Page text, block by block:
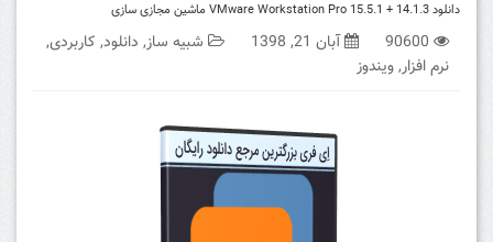
دانلود VMware Workstation Pro 15.5.1 + 14.1.3 ماشین مجازی سازی
90600 آبان 21, 1398 شبیه ساز, دانلود, کاربردی,
نرم افزار,ویندوز